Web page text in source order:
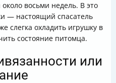
восьми недель. В это
— настоящий спасатель
слегка охладить игрушку в
состояние питомца.
или